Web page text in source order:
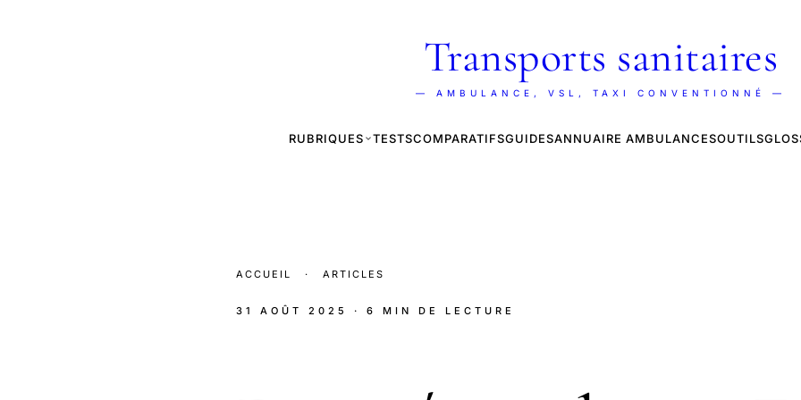
Transports sanitaires
— AMBULANCE, VSL, TAXI CONVENTIONNÉ —
RUBRIQUES TESTSCOMPARATIFSGUIDESANNUAIRE AMBULANCESOUTILS
ACCUEIL · ARTICLES
31 AOÛT 2025 · 6 MIN DE LECTURE